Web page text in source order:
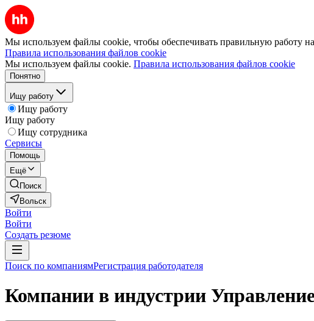
Мы используем файлы cookie, чтобы обеспечивать правильную работу
Правила использования файлов cookie
Мы используем файлы cookie. Правила использования файлов cookie
Понятно
Ищу работу
Ищу работу
Ищу работу
Ищу сотрудника
Сервисы
Помощь
Ещё
Поиск
Вольск
Войти
Войти
Создать резюме
Поиск по компаниямРегистрация работодателя
Компании в индустрии